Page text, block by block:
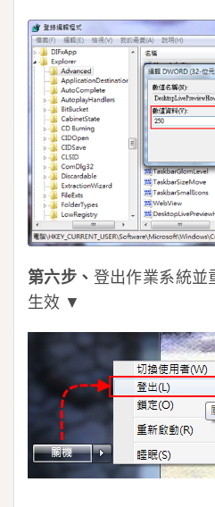
第六步、 登出作業系統並
生效 ▼